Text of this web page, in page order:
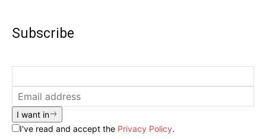
Subscribe
I want in
I've read and accept the Privacy Policy.